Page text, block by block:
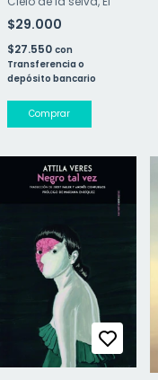
$29.000
$27.550 con
Transferencia o
depósito bancario